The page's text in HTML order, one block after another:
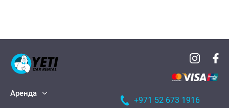
Аренда
+971 52 673 1916